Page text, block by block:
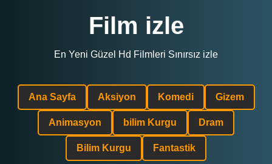
Film izle
En Yeni Güzel Hd Filmleri Sınırsız izle
Ana Sayfa Aksiyon Komedi Gizem
Animasyon bilim Kurgu Dram
Bilim Kurgu Fantastik